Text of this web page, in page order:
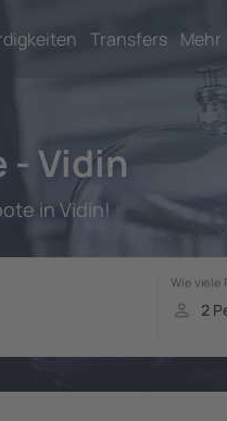
Transfers Mehr
Vidin
in Vidin!